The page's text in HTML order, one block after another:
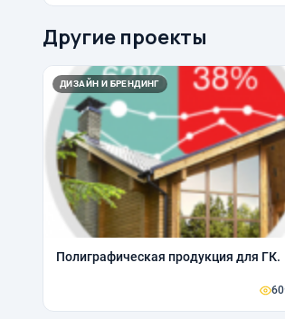
Другие проекты
ДИЗАЙН И БРЕНДИНГ
Полиграфическая продукция для ГК.
60